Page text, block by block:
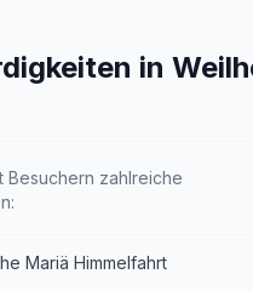
in
Besuchern zahlreiche
Mariä Himmelfahrt